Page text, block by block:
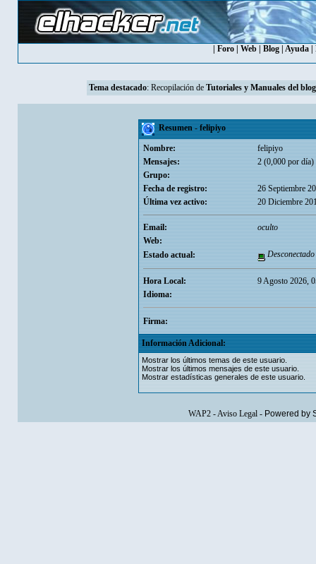
Foro| Web| Blog| Ayuda|
Tema destacado: Recopilación de Tutoriales y Manuales del blog
Resumen - felipiyo
Nombre:
felipiyo
Mensajes:
2 (0,000 por día)
Grupo:
Fecha de registro:
26 Septiembre
Última vez activo:
20 Diciembre
Email:
oculto
Web:
Estado actual:
Desconectado
Hora Local:
9 Agosto 2026,
Idioma:
Firma:
Información Adicional:
Mostrar los últimos temas de este usuario.
Mostrar los últimos mensajes de este usuario.
Mostrar estadísticas generales de este usuario.
WAP2-Aviso Legal- Powered by